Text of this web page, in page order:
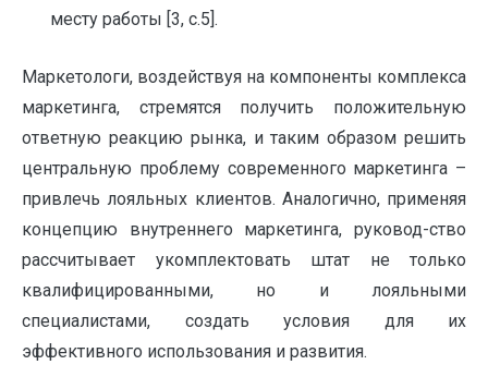
месту работы [3, с.5].
Маркетологи, воздействуя на компоненты комплекса
маркетинга, стремятся получить положительную
ответную реакцию рынка, и таким образом решить
центральную проблему современного маркетинга –
привлечь лояльных клиентов. Аналогично, применяя
концепцию внутреннего маркетинга, руковод-ство
рассчитывает укомплектовать штат не только
квалифицированными, но и лояльными
специалистами, создать условия для их
эффективного использования и развития.